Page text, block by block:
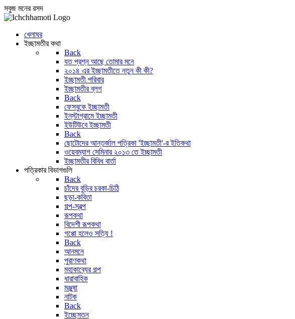
সবুজ মনের রসদ
খেলাঘর
ইচ্ছামতীর কথা
Back
যত প্রশ্ন আছে তোমার মনে
২০১৪ এর ইচ্ছামতীতে নতুন কী কী?
ইচ্ছামতী পরিবার
ইচ্ছামতীর ব্লগ
Back
ফেসবুকে ইচ্ছামতী
ইন্‌স্টাগ্রামে ইচ্ছামতী
ইউটিউবে ইচ্ছামতী
Back
ছোটোদের আন্তর্জাল পত্রিকা 'ইচ্ছামতী'-র ইতিকথা
ওয়েবম্যাগ সেমিনার ২০১৩ তে ইচ্ছামতী
ইচ্ছামতীর বিবিধ বার্তা
পত্রিকার বিভাগগুলি
Back
চাঁদের বুড়ির চরকা-চিঠি
ছড়া-কবিতা
গল্প-স্বল্প
রূপকথা
বিদেশী রূপকথা
গপ্পো হলেও সত্যি !
Back
আনমনে
পুরাণকথা
মহাকাব্যের গল্প
ধারাবাহিক
মঞ্জুষা
নাটক
Back
ইচ্ছেমতন